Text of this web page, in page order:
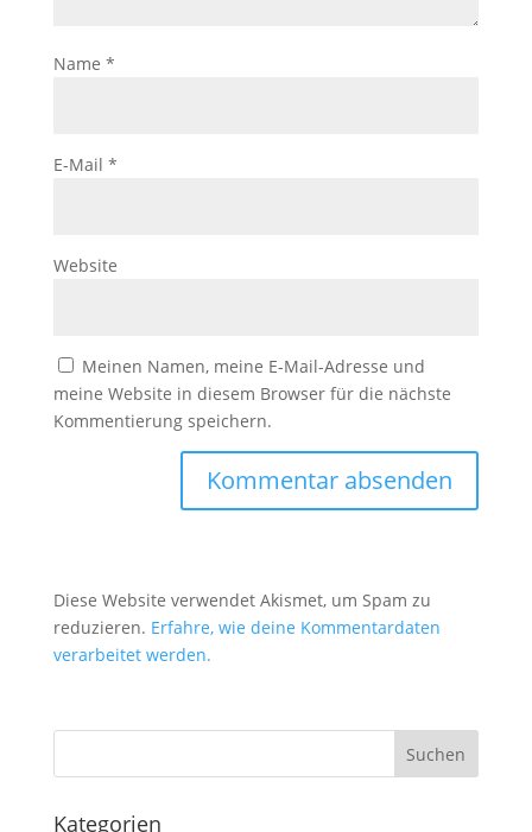
Name *
E-Mail *
Website
Meinen Namen, meine E-Mail-Adresse und
meine Website in diesem Browser für die nächste
Kommentierung speichern.
Diese Website verwendet Akismet, um Spam zu
reduzieren. Erfahre, wie deine Kommentardaten
verarbeitet werden.
Kategorien